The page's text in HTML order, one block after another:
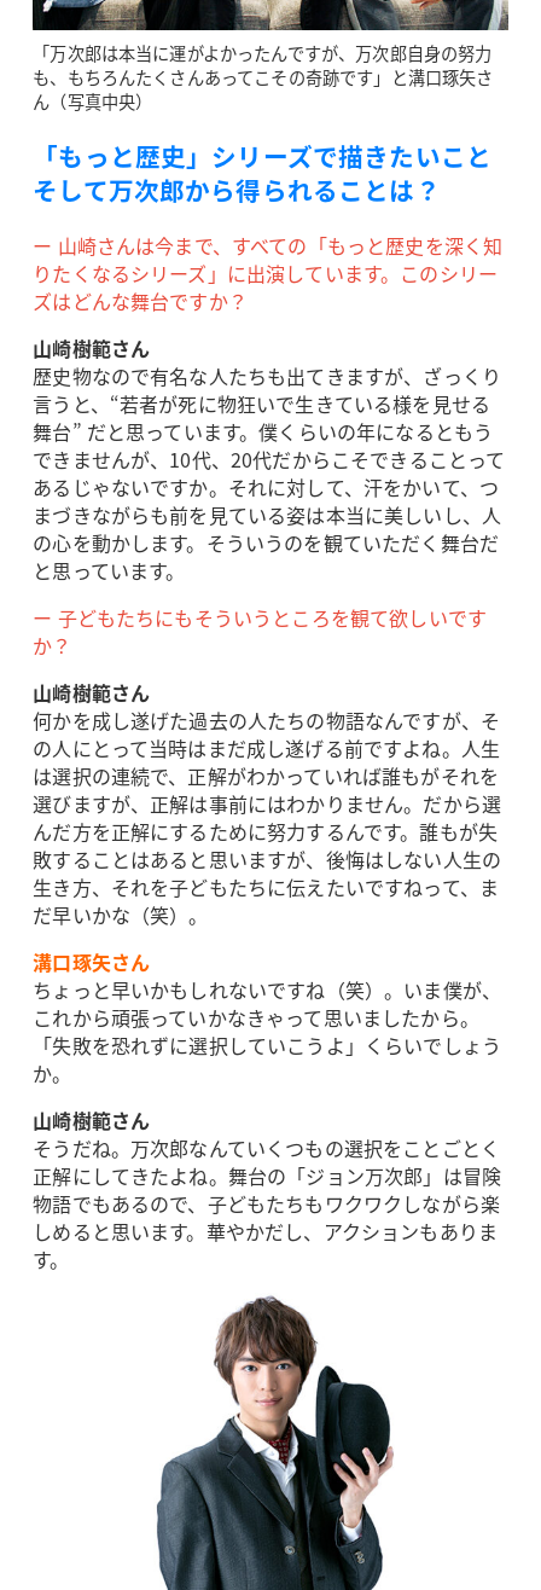
「万次郎は本当に運がよかったんですが、万次郎自身の努力
も、もちろんたくさんあってこその奇跡です」と溝口琢矢さ
ん（写真中央）
「もっと歴史」シリーズで描きたいこと
そして万次郎から得られることは？
ー 山崎さんは今まで、すべての「もっと歴史を深く知
りたくなるシリーズ」に出演しています。このシリー
ズはどんな舞台ですか？
山崎樹範さん
歴史物なので有名な人たちも出てきますが、ざっくり
言うと、“若者が死に物狂いで生きている様を見せる
舞台” だと思っています。僕くらいの年になるともう
できませんが、10代、20代だからこそできることって
あるじゃないですか。それに対して、汗をかいて、つ
まづきながらも前を見ている姿は本当に美しいし、人
の心を動かします。そういうのを観ていただく舞台だ
と思っています。
ー 子どもたちにもそういうところを観て欲しいです
か？
山崎樹範さん
何かを成し遂げた過去の人たちの物語なんですが、そ
の人にとって当時はまだ成し遂げる前ですよね。人生
は選択の連続で、正解がわかっていれば誰もがそれを
選びますが、正解は事前にはわかりません。だから選
んだ方を正解にするために努力するんです。誰もが失
敗することはあると思いますが、後悔はしない人生の
生き方、それを子どもたちに伝えたいですねって、ま
だ早いかな（笑）。
溝口琢矢さん
ちょっと早いかもしれないですね（笑）。いま僕が、
これから頑張っていかなきゃって思いましたから。
「失敗を恐れずに選択していこうよ」くらいでしょう
か。
山崎樹範さん
そうだね。万次郎なんていくつもの選択をことごとく
正解にしてきたよね。舞台の「ジョン万次郎」は冒険
物語でもあるので、子どもたちもワクワクしながら楽
しめると思います。華やかだし、アクションもありま
す。